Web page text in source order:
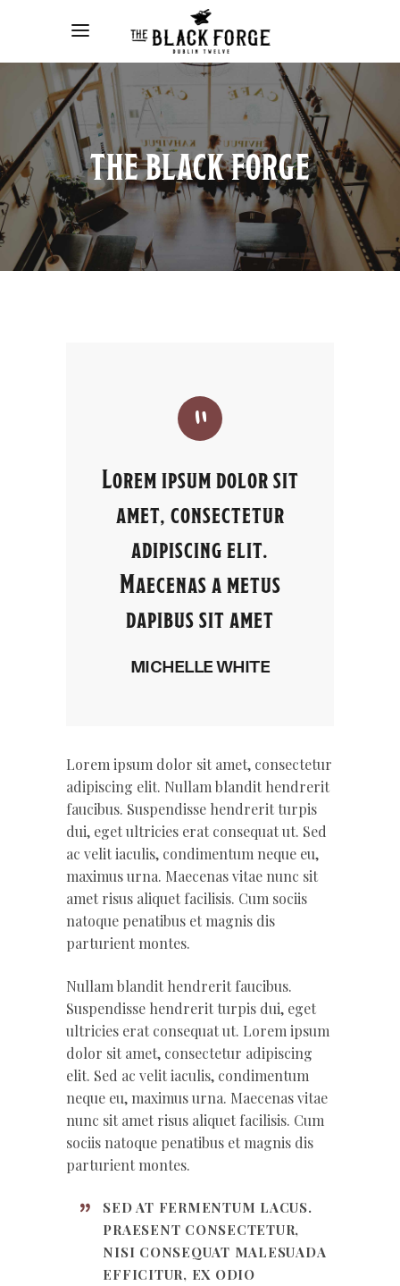
THE BLACK FORGE
Lorem ipsum dolor sit
amet, consectetur
adipiscing elit.
Maecenas a metus
dapibus sit amet
MICHELLE WHITE
Lorem ipsum dolor sit amet, consectetur
adipiscing elit. Nullam blandit hendrerit
faucibus. Suspendisse hendrerit turpis
dui, eget ultricies erat consequat ut. Sed
ac velit iaculis, condimentum neque eu,
maximus urna. Maecenas vitae nunc sit
amet risus aliquet facilisis. Cum sociis
natoque penatibus et magnis dis
parturient montes.
Nullam blandit hendrerit faucibus.
Suspendisse hendrerit turpis dui, eget
ultricies erat consequat ut. Lorem ipsum
dolor sit amet, consectetur adipiscing
elit. Sed ac velit iaculis, condimentum
neque eu, maximus urna. Maecenas vitae
nunc sit amet risus aliquet facilisis. Cum
sociis natoque penatibus et magnis dis
parturient montes.
SED AT FERMENTUM LACUS.
PRAESENT CONSECTETUR,
NISI CONSEQUAT MALESUADA
EFFICITUR, EX ODIO